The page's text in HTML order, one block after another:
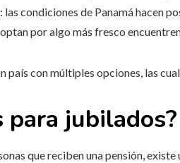
condiciones de Panamá hacen
por algo más fresco
país con múltiples opciones, las
para jubilados?
que reciben una pensión,